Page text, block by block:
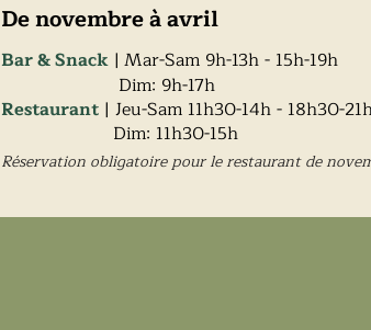
Denovembreà avril
Bar & Snack | Mar-Sam 9h-13h - 15h-19h
Dim: 9h-17h
Restaurant | Jeu-Sam 11h30-14h - 18h30-
Dim: 11h30-15h
Réservation obligatoire pour le restaurant de